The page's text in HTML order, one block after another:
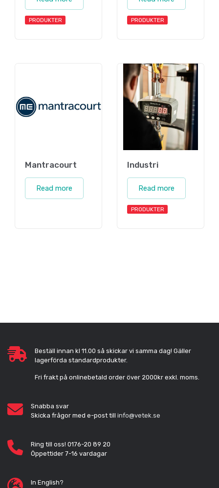
PRODUKTER PRODUKTER
Mantracourt
Read more
Industri
Read more
PRODUKTER
Beställ innan kl 11.00 så skickar vi samma dag! Gäller
lagerförda standardprodukter.
Fri frakt på onlinebetald order över 2000kr exkl. moms.
Snabba svar
Skicka frågor med e-post till info@vetek.se
Ring till oss! 0176-20 89 20
Öppettider 7-16 vardagar
In English?